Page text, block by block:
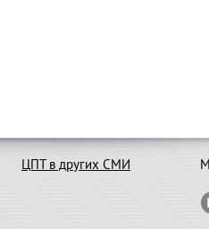
ЦПТ в других СМИ